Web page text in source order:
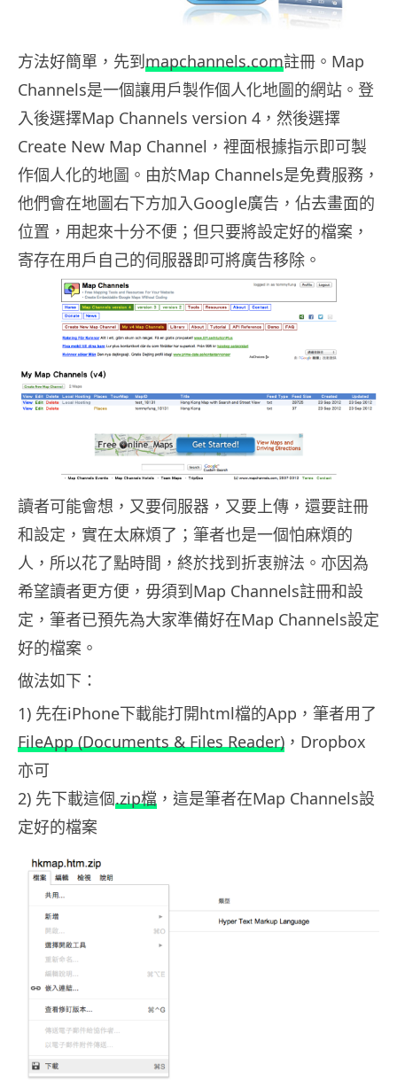
方法好簡單，先到mapchannels.com註冊。Map
Channels是一個讓用戶製作個人化地圖的網站。登
入後選擇Map Channels version 4，然後選擇
Create New Map Channel，裡面根據指示即可製
作個人化的地圖。由於Map Channels是免費服務，
他們會在地圖右下方加入Google廣告，佔去畫面的
位置，用起來十分不便；但只要將設定好的檔案，
寄存在用戶自己的伺服器即可將廣告移除。
讀者可能會想，又要伺服器，又要上傳，還要註冊
和設定，實在太麻煩了；筆者也是一個怕麻煩的
人，所以花了點時間，終於找到折衷辦法。亦因為
希望讀者更方便，毋須到Map Channels註冊和設
定，筆者已預先為大家準備好在Map Channels設定
好的檔案。
做法如下：
1) 先在iPhone下載能打開html檔的App，筆者用了
FileApp (Documents & Files Reader) ，Dropbox
亦可
2) 先下載這個.zip檔 ，這是筆者在Map Channels設
定好的檔案